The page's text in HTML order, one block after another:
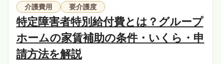
介護費用
要介護度
特定障害者特別給付費とは？グループ
ホームの家賃補助の条件・いくら・申
請方法を解説